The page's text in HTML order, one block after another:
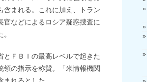
含まれる。これに加え、トラン
官などによるロシア疑惑捜査に
ＦＢＩの最高レベルで起きた
の指示を称賛。「米情報機関